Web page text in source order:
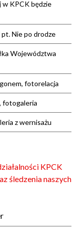
KPCK będzie
Nie po drodze
Województwa
fotorelacja
fotogaleria
z wernisażu
KPCK
śledzenia naszych